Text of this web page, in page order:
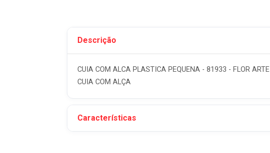
Descrição
CUIA COM ALCA PLASTICA PEQUENA - 81933 - FLOR ARTE
CUIA COM ALÇA
Características